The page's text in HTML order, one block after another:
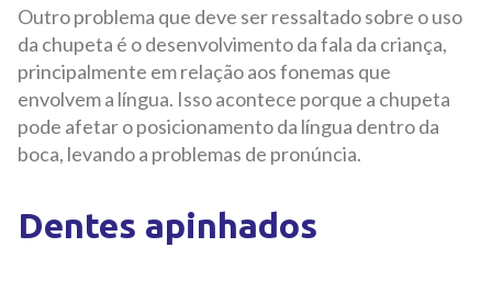
Outro problema que deve ser ressaltado sobre o uso
da chupeta é o desenvolvimento da fala da criança,
principalmente em relação aos fonemas que
envolvem a língua. Isso acontece porque a chupeta
pode afetar o posicionamento da língua dentro da
boca, levando a problemas de pronúncia.
Dentes apinhados